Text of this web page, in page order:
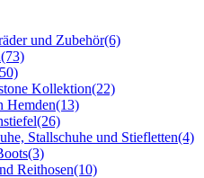
und Zubehör(6)
(73)
Kollektion(22)
Hemden(13)
(26)
Stallschuhe und Stiefletten(4)
(3)
Reithosen(10)